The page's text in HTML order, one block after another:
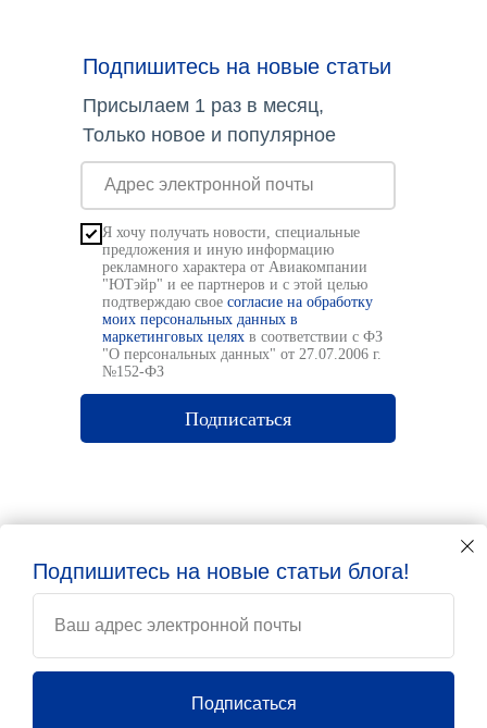
Подпишитесь на новые статьи
Присылаем 1 раз в месяц,
Только новое и популярное
Я хочу получать новости, специальные
предложения и иную информацию
рекламного характера от Авиакомпании
"ЮТэйр" и ее партнеров и с этой целью
подтверждаю свое согласие на обработку
моих персональных данных в
маркетинговых целях в соответствии с ФЗ
"О персональных данных" от 27.07.2006 г.
№152-ФЗ
Подписаться
Подпишитесь на новые статьи блога!
Ваш адрес электронной почты
Подписаться
ПАО «Авиакомпания «ЮТэйр»